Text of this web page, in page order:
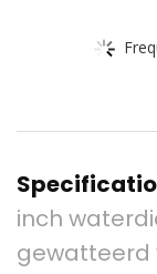
inch
gewatteerd